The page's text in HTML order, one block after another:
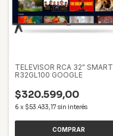
TELEVISOR RCA 32" SMART
R32GL100 GOOGLE
$320.599,00
6 x $53.433,17 sin interés